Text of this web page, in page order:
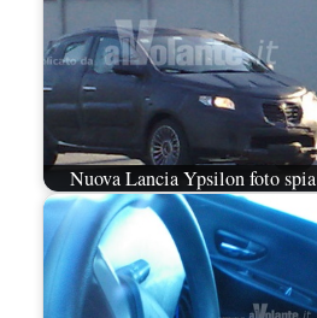
Nuova Lancia Ypsilon foto spia